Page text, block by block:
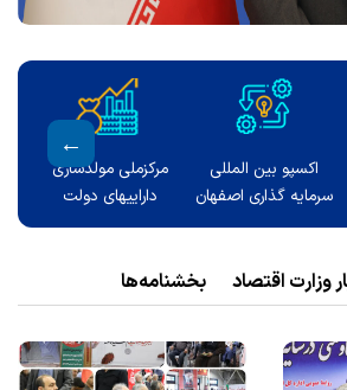
اکسپو بین المللی
سرمایه گذاری اصفهان
مرکزملی مولدسازی
داراییهای دولت
وزارت اقتصاد بخشنامه‌ها